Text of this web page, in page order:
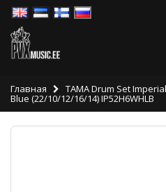
Главная TAMA Drum Set
Blue (22/10/12/16/14) IP52H6WHLB